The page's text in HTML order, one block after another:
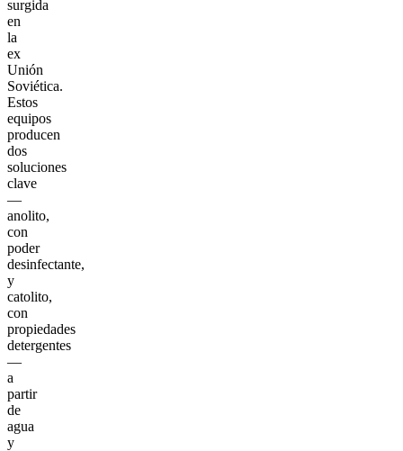
surgida
en
la
ex
Unión
Soviética.
Estos
equipos
producen
dos
soluciones
clave
—
anolito,
con
poder
desinfectante,
y
catolito,
con
propiedades
detergentes
—
a
partir
de
agua
y